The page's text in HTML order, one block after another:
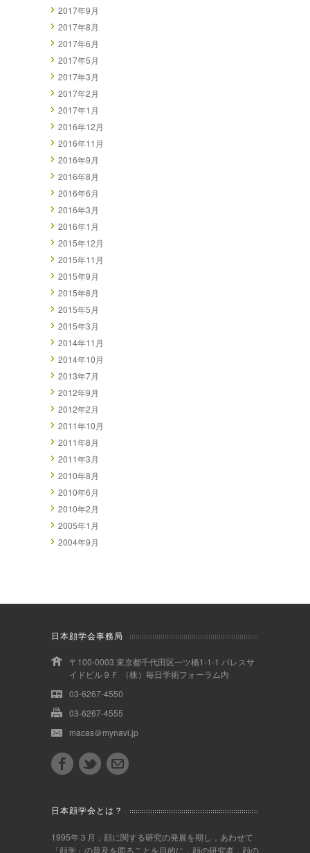
2017年9月
2017年8月
2017年6月
2017年5月
2017年3月
2017年2月
2017年1月
2016年12月
2016年11月
2016年9月
2016年8月
2016年6月
2016年3月
2016年1月
2015年12月
2015年11月
2015年9月
2015年8月
2015年5月
2015年3月
2014年11月
2014年10月
2013年7月
2012年9月
2012年2月
2011年10月
2011年8月
2011年3月
2010年8月
2010年6月
2010年2月
2005年1月
2004年9月
日本顔学会事務局
〒100-0003 東京都千代田区一ツ橋1-1-1 パレスサ
イドビル９Ｆ （株）毎日学術フォーラム内
03-6267-4550
03-6267-4555
macas＠mynavi.jp
日本顔学会とは？
1995年３月，顔に関する研究の発展を期し，あわせて
「顔学」の普及を図ることを目的に，顔の研究者，顔の